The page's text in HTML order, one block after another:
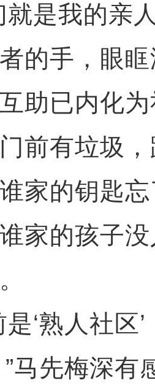
我的亲人
的手，眼
已内化为
前有垃圾
家的钥匙
家的孩子
熟人社区’
”马先梅深有